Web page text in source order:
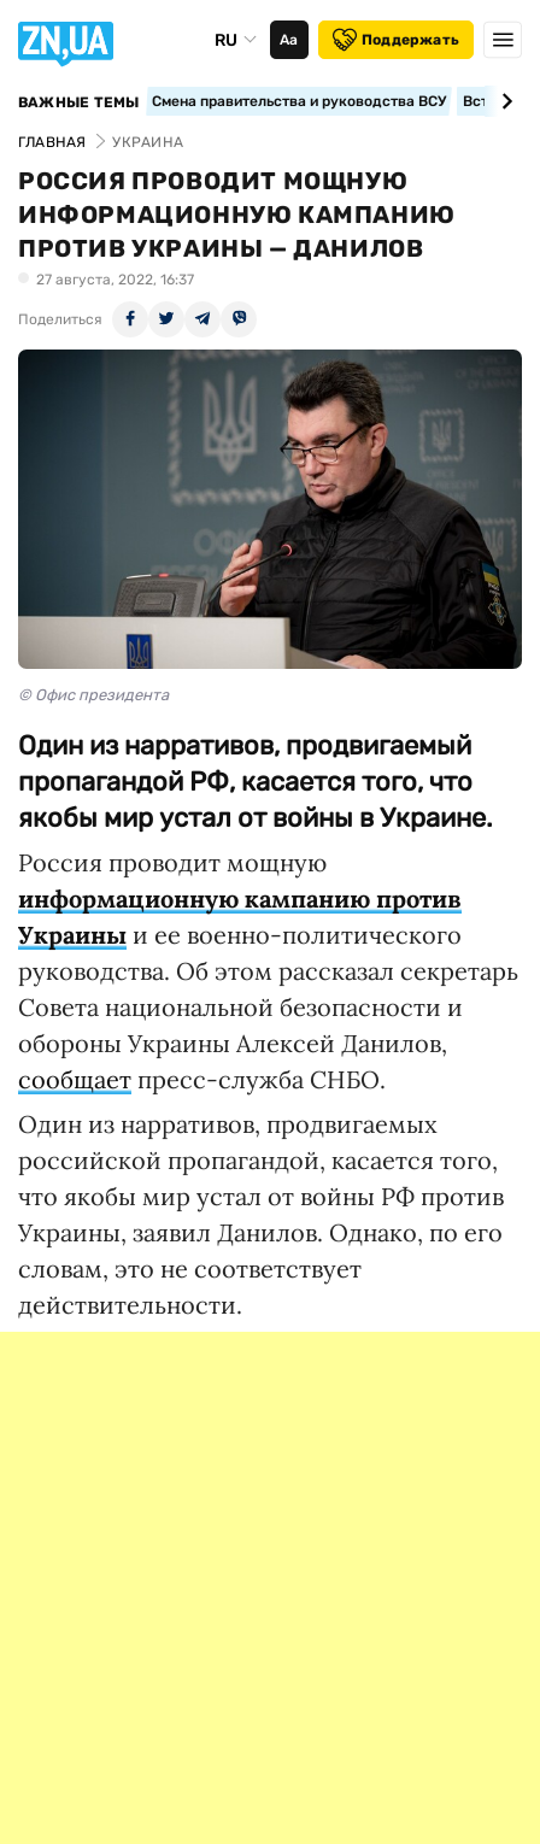
RU Аа Поддержать
ВАЖНЫЕ ТЕМЫ Смена правительства и руководства ВСУ
ГЛАВНАЯ УКРАИНА
РОССИЯ ПРОВОДИТ МОЩНУЮ
ИНФОРМАЦИОННУЮ КАМПАНИЮ
ПРОТИВ УКРАИНЫ — ДАНИЛОВ
27 августа, 2022, 16:37
Поделиться
© Офис президента
Один из нарративов, продвигаемый
пропагандой РФ, касается того, что
якобы мир устал от войны в Украине.
Россия проводит мощную
информационную кампанию против
Украины и ее военно-политического
руководства. Об этом рассказал секретарь
Совета национальной безопасности и
обороны Украины Алексей Данилов,
сообщает пресс-служба СНБО.
Один из нарративов, продвигаемых
российской пропагандой, касается того,
что якобы мир устал от войны РФ против
Украины, заявил Данилов. Однако, по его
словам, это не соответствует
действительности.